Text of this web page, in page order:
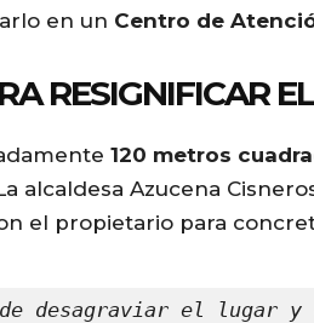
en un Centro de
RESIGNIFICAR
120 metros
alcaldesa Azucena
el propietario para
de desagraviar el lugar y